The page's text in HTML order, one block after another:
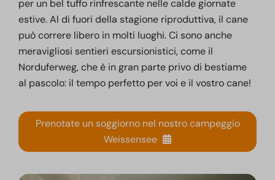
per un bel tuffo rinfrescante nelle calde giornate
estive. Al di fuori della stagione riproduttiva, il cane
può correre libero in molti luoghi. Ci sono anche
meravigliosi sentieri escursionistici, come il
Norduferweg, che è in gran parte privo di bestiame
al pascolo: il tempo perfetto per voi e il vostro cane!
Prenotate un soggiorno nel nostro campeggio
Weissensee